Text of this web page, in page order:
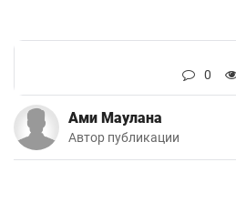
0
Ами Маулана
Автор публикации